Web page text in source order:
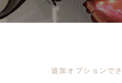
追加オプションで